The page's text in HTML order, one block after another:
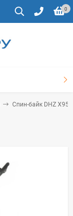
0
Спин-байк DHZ X958